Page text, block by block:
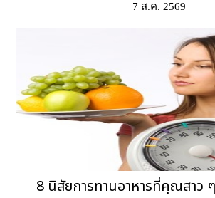
7 ส.ค. 2569
8 นิสัยการทานอาหารที่คุณสาว